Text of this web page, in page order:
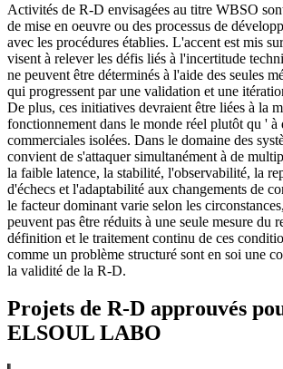
Activités de R-D envisagées au titre WBSO
de mise en oeuvre ou des processus de
avec les procédures établies. L'accent est mis
visent à relever les défis liés à l'incertitude
ne peuvent être déterminés à l'aide des seules
qui progressent par une validation et une
De plus, ces initiatives devraient être liées à la
fonctionnement dans le monde réel plutôt qu ' à
commerciales isolées. Dans le domaine des
convient de s'attaquer simultanément à de
la faible latence, la stabilité, l'observabilité, la
d'échecs et l'adaptabilité aux changements de
le facteur dominant varie selon les
peuvent pas être réduits à une seule mesure du
définition et le traitement continu de ces
comme un problème structuré sont en soi une
la validité de la R-D.
Projets de R-D approuvés
ELSOUL LABO